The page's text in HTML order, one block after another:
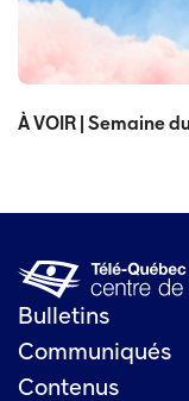
À VOIR | Semaine
Bulletins
Communiqués
Contenus